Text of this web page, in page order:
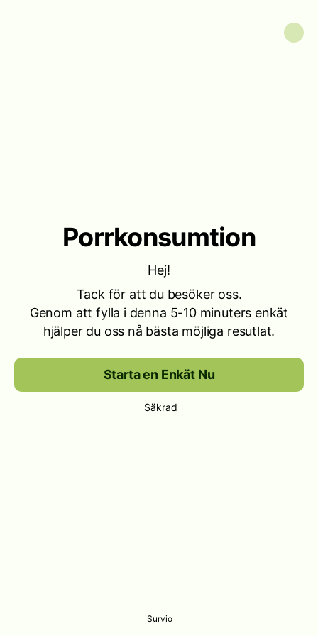
Porrkonsumtion
Hej!
Tack för att du besöker oss.
Genom att fylla i denna 5-10 minuters enkät
hjälper du oss nå bästa möjliga resutlat.
Starta en Enkät Nu
Säkrad
Survio